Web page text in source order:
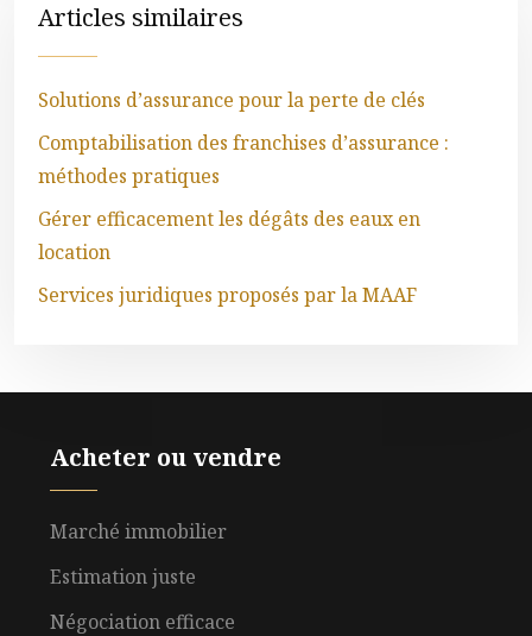
Articles similaires
Solutions d’assurance pour la perte de clés
Comptabilisation des franchises d’assurance :
méthodes pratiques
Gérer efficacement les dégâts des eaux en
location
Services juridiques proposés par la MAAF
Acheter ou vendre
Marché immobilier
Estimation juste
Négociation efficace